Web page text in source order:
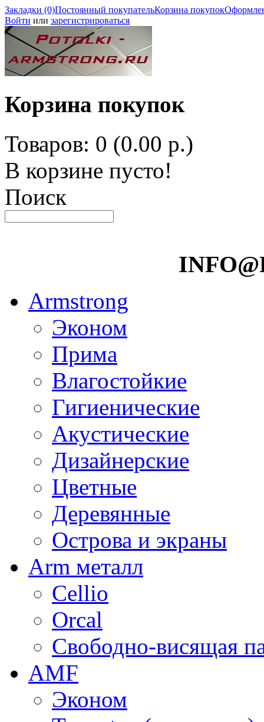
Закладки (0)Постоянный покупательКорзина покупок
Войти или зарегистрироваться
Корзина покупок
Товаров: 0 (0.00 р.)
В корзине пусто!
Поиск
Armstrong
Эконом
Прима
Влагостойкие
Гигиенические
Акустические
Дизайнерские
Цветные
Деревянные
Острова и экраны
Arm металл
Cellio
Orcal
Свободно-висящая
AMF
Эконом